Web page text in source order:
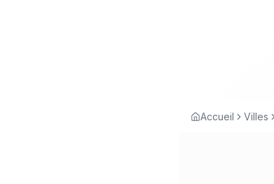
Accueil Villes